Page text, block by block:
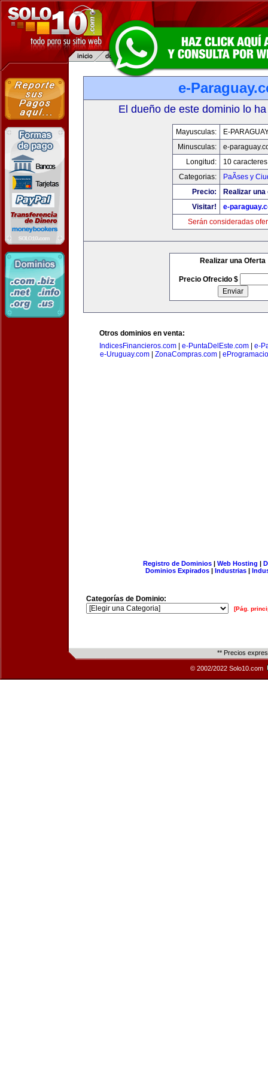
e-
El dueño de este dominio lo
Mayusculas:
E-
Minusculas:
e-
Longitud:
10 caracteres
Categorias:
PaÃ­ses y
Precio:
Realizar
Visitar!
e-
Serán consideradas
Realizar una Oferta
Precio Ofrecido $
Otros dominios en venta:
IndicesFinancieros.com
e-PuntaDelEste.com
e-
e-Uruguay.com
ZonaCompras.com
Registro de Dominios| Web Hosting |
Dominios Expirados | Industrias |
Categorías de Dominio:
[Pág.
** Precios
© 2002/2022 Solo10.com